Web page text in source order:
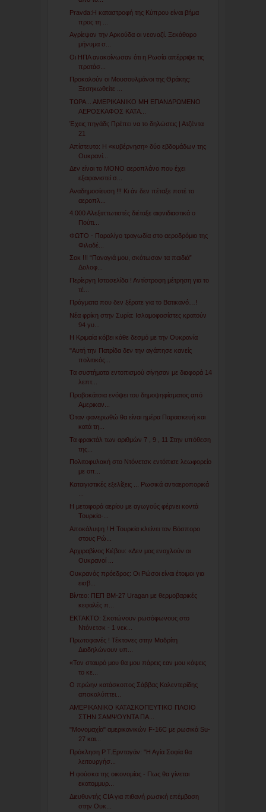
Pravda:Η καταστροφή της Κύπρου είναι βήμα
προς τη ...
Αγρίεψαν την Αρκούδα οι νεοναζί. Ξεκάθαρο
μήνυμα σ...
Οι ΗΠΑ ανακοίνωσαν ότι η Ρωσία απέρριψε τις
προτάσ...
Προκαλούν οι Μουσουλμάνοι της Θράκης:
Ξεσηκωθείτε ...
ΤΩΡΑ... ΑΜΕΡΙΚΑΝΙΚΟ ΜΗ ΕΠΑΝΔΡΩΜΕΝΟ
ΑΕΡΟΣΚΑΦΟΣ ΚΑΤΑ...
Έχεις πηγάδι; Πρέπει να το δηλώσεις | Ατζέντα
21
Απίστευτο: Η «κυβέρνηση» δύο εβδομάδων της
Ουκρανί...
Δεν είναι το ΜΟΝΟ αεροπλάνο που έχει
εξαφανιστεί σ...
Αναδημοσίευση !!! Κι άν δεν πέταξε ποτέ το
αεροπλ...
4.000 Αλεξιπτωτιστές διέταξε αιφνιδιαστικά ο
Πούτι...
ΦΩΤΟ - Παραλίγο τραγωδία στο αεροδρόμιο της
Φιλαδέ...
Σοκ !!! “Παναγιά μου, σκότωσαν τα παιδιά”
Δολοφ...
Περίεργη Ιστοσελίδα ! Αντίστροφη μέτρηση για το
τέ...
Πράγματα που δεν ξέρατε για το Βατικανό…!
Νέα φρίκη στην Συρία: Ισλαμοφασίστες κρατούν
94 γυ...
Η Κριμαία κόβει κάθε δεσμό με την Ουκρανία
"Αυτή την Πατρίδα δεν την αγάπησε κανείς
πολιτικός...
Τα συστήματα εντοπισμού σίγησαν με διαφορά 14
λεπτ...
Προβοκάτσια ενόψει του δημοψηφίσματος από
Αμερικαν...
Όταν φανερωθώ θα είναι ημέρα Παρασκευή και
κατά τη...
Τα φρακτάλ των αριθμών 7 , 9 , 11 Στην υπόθεση
της...
Πολιτοφυλακή στο Ντόνετσκ εντόπισε λεωφορείο
με οπ...
Καταιγιστικές εξελίξεις ... Ρωσικά αντιαεροπορικά
Η μεταφορά αερίου με αγωγούς φέρνει κοντά
Τουρκία-...
Αποκάλυψη ! Η Τουρκία κλείνει τον Βόσπορο
στους Ρώ...
Αρχιραβίνος Κιέβου: «Δεν μας ενοχλούν οι
Ουκρανοί ...
Ουκρανός πρόεδρος: Οι Ρώσοι είναι έτοιμοι για
εισβ...
Βίντεο: ΠΕΠ ΒΜ-27 Uragan με θερμοβαρικές
κεφαλές π...
ΕΚΤΑΚΤΟ: Σκοτώνουν ρωσόφωνους στο
Ντόνετσκ - 1 νεκ...
Πρωτοφανές ! Τέκτονες στην Μαδρίτη
Διαδηλώνουν υπ...
«Toν σταυρό μου θα μου πάρεις εαν μου κόψεις
το κε...
Ο πρώην κατάσκοπος Σάββας Καλεντερίδης
αποκαλύπτει...
ΑΜΕΡΙΚΑΝΙΚΟ ΚΑΤΑΣΚΟΠΕΥΤΙΚΟ ΠΛΟΙΟ
ΣΤΗΝ ΣΑΜΨΟΥΝΤΑ ΠΑ...
"Μονομαχία" αμερικανικών F-16C με ρωσικά Su-
27 και...
Πρόκληση Ρ.Τ.Ερντογάν: "Η Αγία Σοφία θα
λειτουργήσ...
Η φούσκα της οικονομίας - Πως θα γίνεται
εκατομμυρ...
Διευθυντής CIA για πιθανή ρωσική επέμβαση
στην Ουκ...